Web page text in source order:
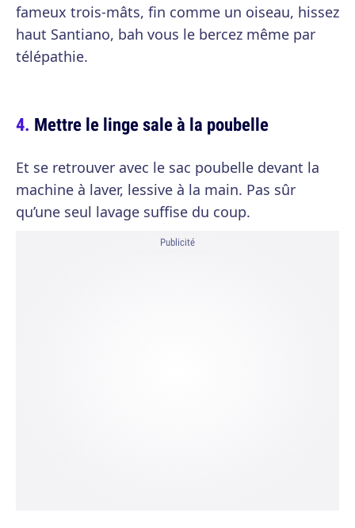
fameux trois-mâts, fin comme un oiseau, hissez
haut Santiano, bah vous le bercez même par
télépathie.
Mettre le linge sale à la poubelle
Et se retrouver avec le sac poubelle devant la
machine à laver, lessive à la main. Pas sûr
qu’une seul lavage suffise du coup.
Publicité